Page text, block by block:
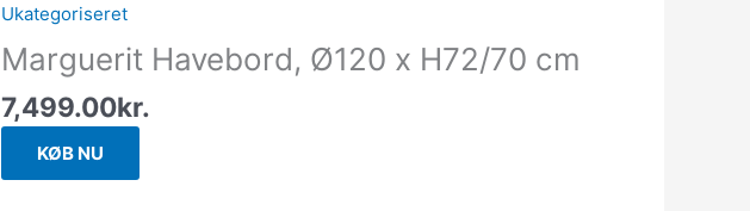
Ukategoriseret
Marguerit Havebord, Ø120 x H72/70 cm
7,499.00kr.
KØB NU